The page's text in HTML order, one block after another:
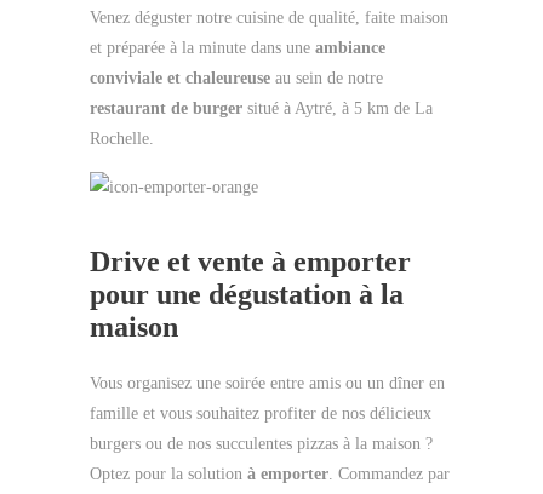
Venez déguster notre cuisine de qualité, faite maison
et préparée à la minute dans une ambiance
conviviale et chaleureuse au sein de notre
restaurant de burger situé à Aytré, à 5 km de La
Rochelle.
Drive et vente à emporter
pour une dégustation à la
maison
Vous organisez une soirée entre amis ou un dîner en
famille et vous souhaitez profiter de nos délicieux
burgers ou de nos succulentes pizzas à la maison ?
Optez pour la solution à emporter. Commandez par